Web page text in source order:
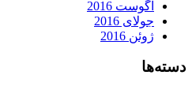
آگوست 2016
جولای 2016
ژوئن 2016
دسته‌ها